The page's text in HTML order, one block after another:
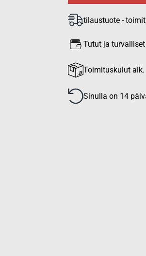
tilaustuote -
Tutut ja
Toimituskulut alk.
Sinulla on 14